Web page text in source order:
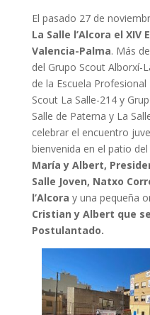
El pasado 27 de
La Salle l’Alcora el XIV
Valencia-Palma. Más
del Grupo Scout Alborxí-
de la Escuela
Scout La Salle-214 y
Salle de Paterna y La
celebrar el encuentro
bienvenida en el patio
María y Albert,
Salle Joven, Natxo
l’Alcora y una pequeña
Cristian y Albert que
Postulantado.